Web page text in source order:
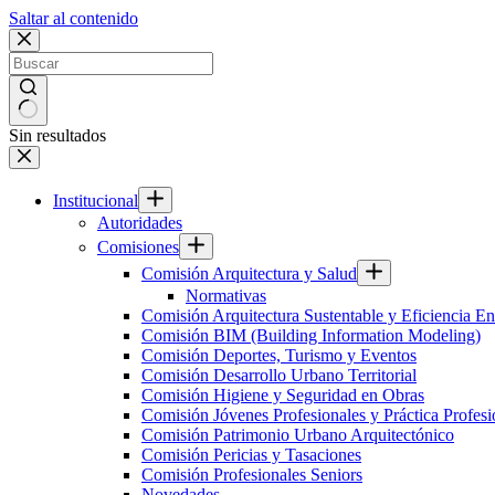
Saltar al contenido
Sin resultados
Institucional
Autoridades
Comisiones
Comisión Arquitectura y Salud
Normativas
Comisión Arquitectura Sustentable y Eficiencia
Comisión BIM (Building Information Modeling)
Comisión Deportes, Turismo y Eventos
Comisión Desarrollo Urbano Territorial
Comisión Higiene y Seguridad en Obras
Comisión Jóvenes Profesionales y Práctica
Comisión Patrimonio Urbano Arquitectónico
Comisión Pericias y Tasaciones
Comisión Profesionales Seniors